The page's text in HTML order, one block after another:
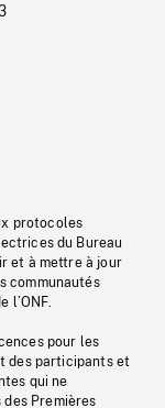
protocoles
du Bureau
et à mettre à jour
communautés
l’ONF.
pour les
des participants et
qui ne
Premières